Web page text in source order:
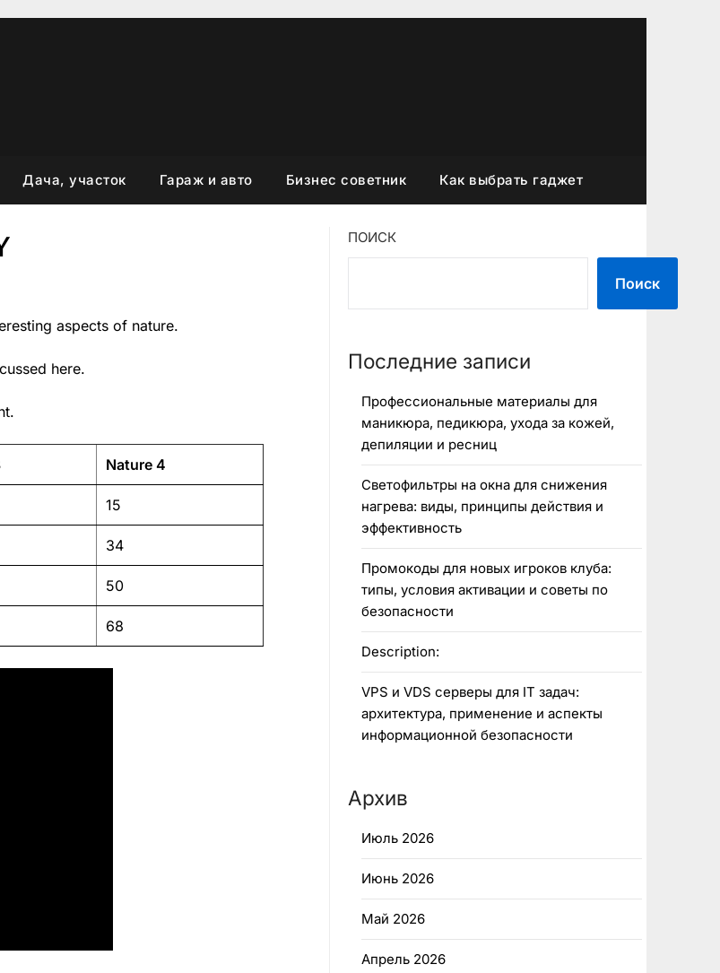
Дача, участок Гараж и авто Бизнес советник Как выбрать гаджет
aspects of nature.
here.
Nature 4
15
34
50
68
ПОИСК
Поиск
Последние записи
Профессиональные материалы для
маникюра, педикюра, ухода за кожей,
депиляции и ресниц
Светофильтры на окна для снижения
нагрева: виды, принципы действия и
эффективность
Промокоды для новых игроков клуба:
типы, условия активации и советы по
безопасности
Description:
VPS и VDS серверы для IT задач:
архитектура, применение и аспекты
информационной безопасности
Архив
Июль 2026
Июнь 2026
Май 2026
Апрель 2026